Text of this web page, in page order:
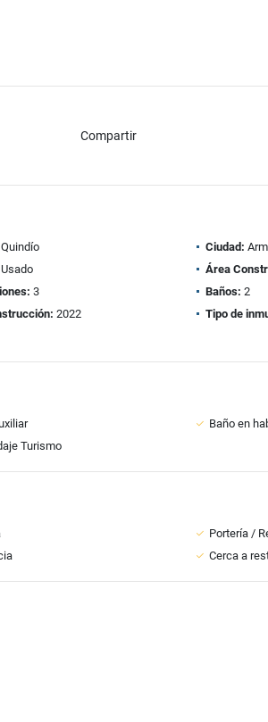
Compartir
Quindío Ciudad:
Usado Área
3 Baños: 2
2022 Tipo de
Baño en
Turismo
Portería /
Cerca a